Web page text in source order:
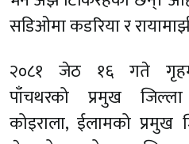
सडिओमा कडरिया र
२०८१ जेठ १६ गते
पाँचथरको प्रमुख जिल्ला
कोइराला, ईलामको प्रमुख